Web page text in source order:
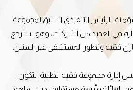
الرئيس التنفيذي السابق لمجموعة
في العديد من الشركات، وهو يسترجع
فقيه وتطور المستشفى عبر السنين.
مجموعة فقيه الطبية، يتكون